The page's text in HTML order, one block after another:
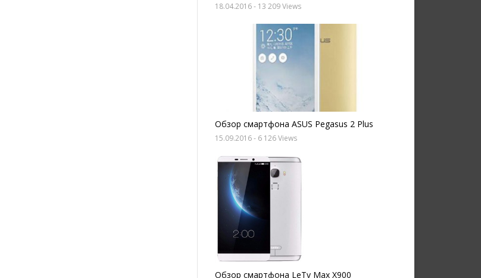
18.04.2016- 13 209 Views
Обзор смартфона ASUS Pegasus 2 Plus
15.09.2016- 6 126 Views
Обзор смартфона LeTv Max X900